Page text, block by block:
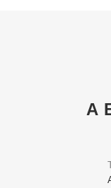
A